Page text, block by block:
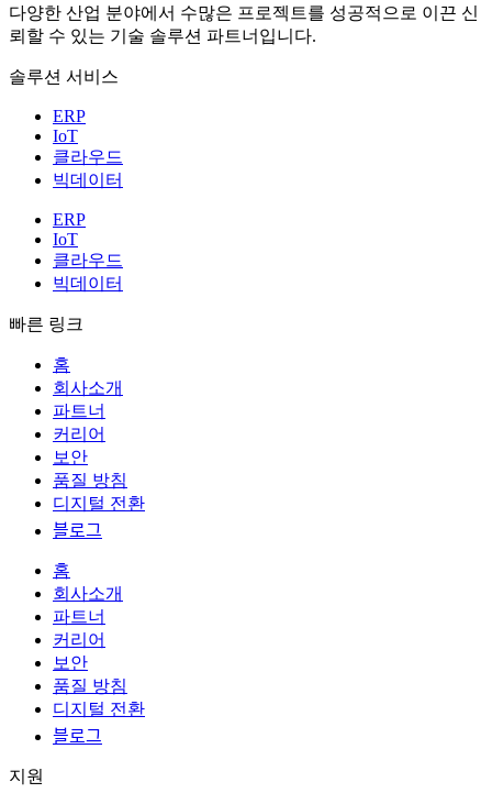
다양한 산업 분야에서 수많은 프로젝트를 성공적으로 이끈 신
뢰할 수 있는 기술 솔루션 파트너입니다.
솔루션 서비스
ERP
IoT
클라우드
빅데이터
ERP
IoT
클라우드
빅데이터
빠른 링크
홈
회사소개
파트너
커리어
보안
품질 방침
디지털 전환
블로그
홈
회사소개
파트너
커리어
보안
품질 방침
디지털 전환
블로그
지원